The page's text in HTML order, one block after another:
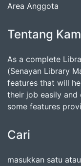
Area Anggota
Tentang
As a complete
(Senayan Library
features that will
their job easily and
some features
Cari
masukkan satu